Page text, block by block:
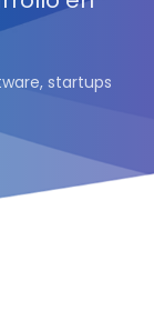
startups